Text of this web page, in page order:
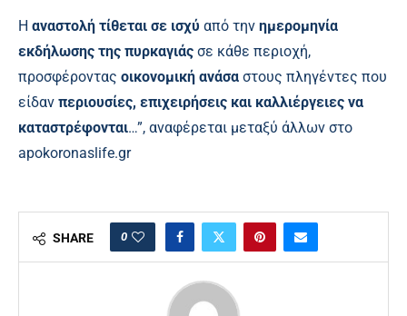
Η αναστολή τίθεται σε ισχύ από την ημερομηνία
εκδήλωσης της πυρκαγιάς σε κάθε περιοχή,
προσφέροντας οικονομική ανάσα στους πληγέντες που
είδαν περιουσίες, επιχειρήσεις και καλλιέργειες να
καταστρέφονται…”, αναφέρεται μεταξύ άλλων στο
apokoronaslife.gr
SHARE 0